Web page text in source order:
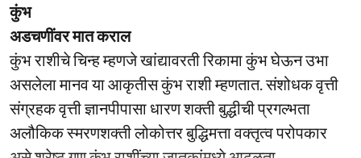
कुंभ
अडचणींवर मात कराल
कुंभ राशीचे चिन्ह म्हणजे खांद्यावरती रिकामा कुंभ घेऊन उभा
असलेला मानव या आकृतीस कुंभ राशी म्हणतात. संशोधक वृत्ती
संग्रहक वृत्ती ज्ञानपीपासा धारण शक्ती बुद्धीची प्रगल्भता
अलौकिक स्मरणशक्ती लोकोत्तर बुद्धिमत्ता वक्तृत्व परोपकार